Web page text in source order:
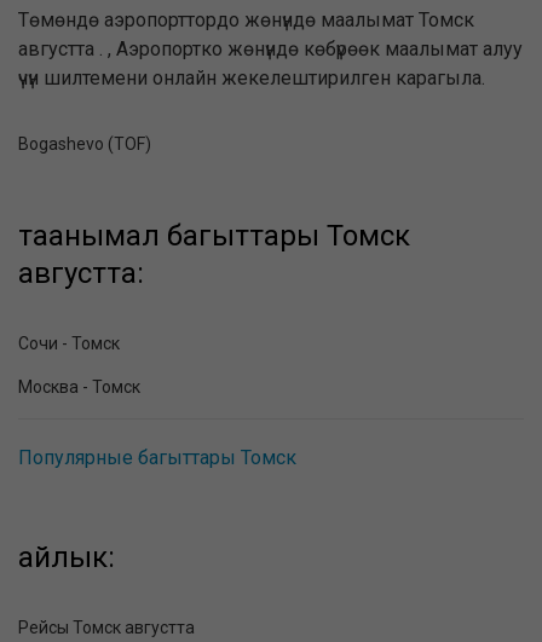
Төмөндө аэропорттордо жөнүндө маалымат Томск
августта . , Аэропортко жөнүндө көбүрөөк маалымат алуу
үчүн шилтемени онлайн жекелештирилген карагыла.
Bogashevo (TOF)
таанымал багыттары Томск
августта:
Сочи - Томск
Москва - Томск
Популярные багыттары Томск
айлык:
Рейсы Томск августта